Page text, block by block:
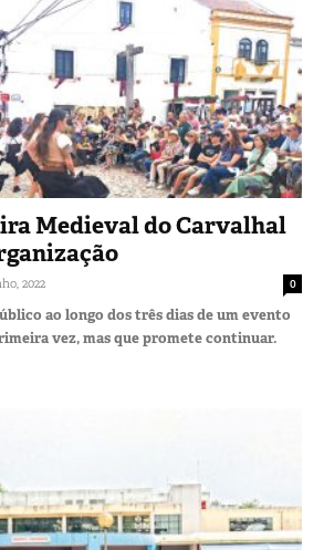
Medieval do Carvalhal
2022 0
ao longo dos três dias de um evento
vez, mas que promete continuar.